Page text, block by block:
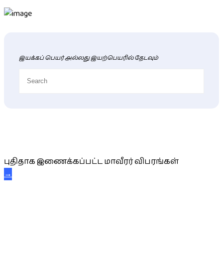
இயக்கப் பெயர் அல்லது இயற்பெயரில் தேடவும்
புதிதாக இணைக்கப்பட்ட மாவீரர் விபரங்கள்
→